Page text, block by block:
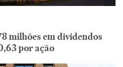
milhões em dividendos
por ação